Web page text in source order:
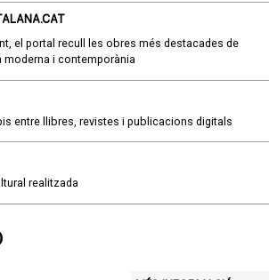
el portal recull les obres més destacades de
moderna i contemporània
entre llibres, revistes i publicacions digitals
realitzada